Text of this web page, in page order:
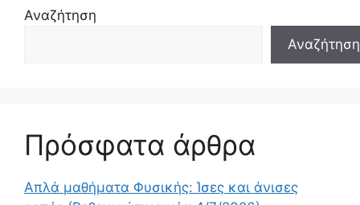
Αναζήτηση
Αναζήτηση
Πρόσφατα άρθρα
Απλά μαθήματα Φυσικής: Ίσες και άνισες